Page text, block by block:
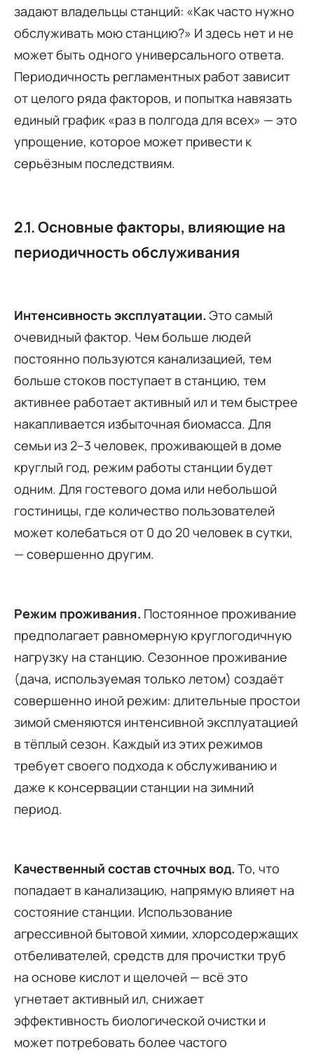
задают владельцы станций: «Как часто нужно
обслуживать мою станцию?» И здесь нет и не
может быть одного универсального ответа.
Периодичность регламентных работ зависит
от целого ряда факторов, и попытка навязать
единый график «раз в полгода для всех» — это
упрощение, которое может привести к
серьёзным последствиям.
2.1. Основные факторы, влияющие на
периодичность обслуживания
Интенсивность эксплуатации. Это самый
очевидный фактор. Чем больше людей
постоянно пользуются канализацией, тем
больше стоков поступает в станцию, тем
активнее работает активный ил и тем быстрее
накапливается избыточная биомасса. Для
семьи из 2–3 человек, проживающей в доме
круглый год, режим работы станции будет
одним. Для гостевого дома или небольшой
гостиницы, где количество пользователей
может колебаться от 0 до 20 человек в сутки,
— совершенно другим.
Режим проживания. Постоянное проживание
предполагает равномерную круглогодичную
нагрузку на станцию. Сезонное проживание
(дача, используемая только летом) создаёт
совершенно иной режим: длительные простои
зимой сменяются интенсивной эксплуатацией
в тёплый сезон. Каждый из этих режимов
требует своего подхода к обслуживанию и
даже к консервации станции на зимний
период.
Качественный состав сточных вод. То, что
попадает в канализацию, напрямую влияет на
состояние станции. Использование
агрессивной бытовой химии, хлорсодержащих
отбеливателей, средств для прочистки труб
на основе кислот и щелочей — всё это
угнетает активный ил, снижает
эффективность биологической очистки и
может потребовать более частого